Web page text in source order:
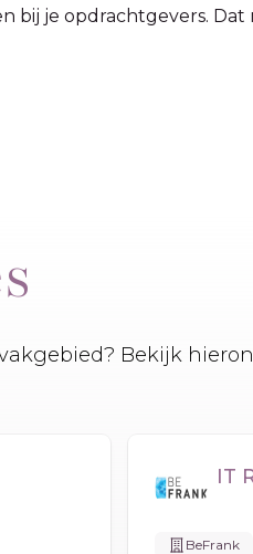
bij je opdrachtgevers. Dat
Bekijk
IT
BeFrank